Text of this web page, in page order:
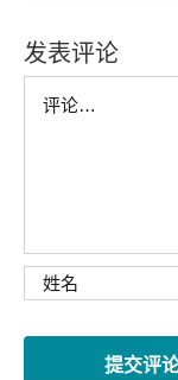
发表评论